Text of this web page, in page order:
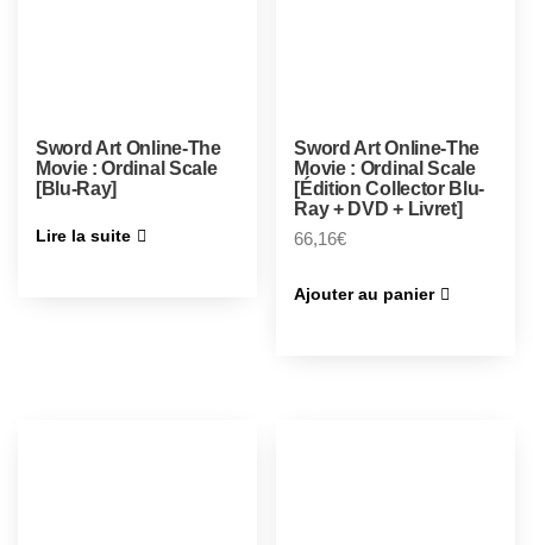
Sword Art Online-The
Movie : Ordinal Scale
[Blu-Ray]
Lire la suite
Sword Art Online-The
Movie : Ordinal Scale
[Édition Collector Blu-
Ray + DVD + Livret]
66,16€
Ajouter au panier